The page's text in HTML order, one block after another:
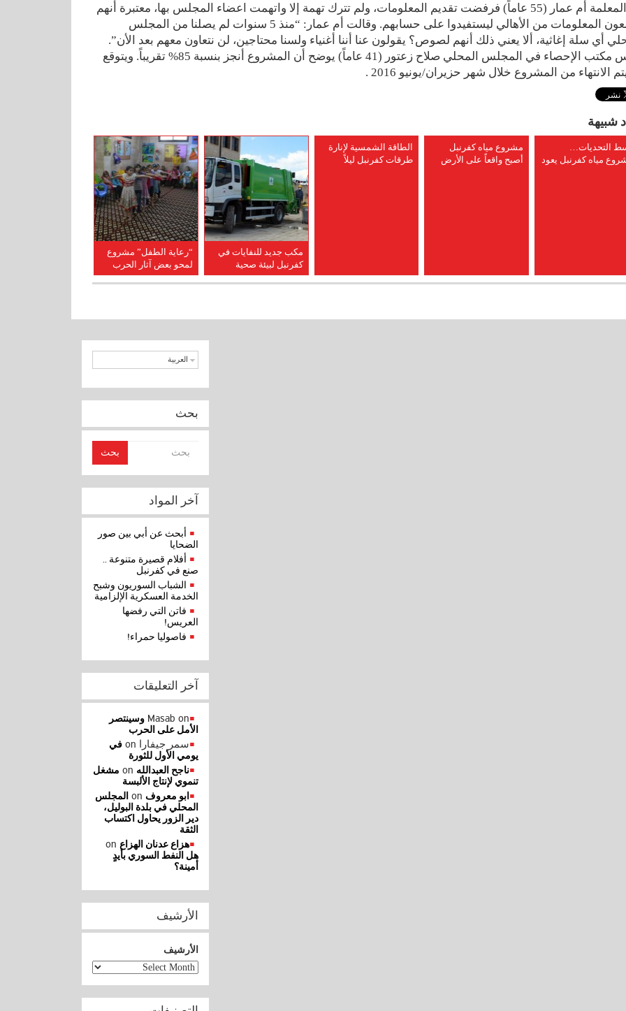
أما المعلمة أم عمار (55 عاماً) فرفضت تقديم المعلومات، ولم تترك تهمة إلا واتهمت اعضاء المجلس بها، معتبرة أنهم
يجمعون المعلومات من الأهالي ليستفيدوا على حسابهم. وقالت أم عمار: “منذ 5 سنوات لم يصلنا من المجلس
أي سلة إغاثية، ألا يعني ذلك أنهم لصوص؟ يقولون عنا أننا أغنياء ولسنا محتاجين، لن نتعاون معهم بعد الأن”.
رئيس مكتب الإحصاء في المجلس المحلي صلاح زعتور (41 عاماً) يوضح أن المشروع أنجز بنسبة 85% تقريباً. ويتوقع
الانتهاء من المشروع خلال شهر حزيران/يونيو 2016 .
شبيهة
التحديات…
مياه كفرنبل يعود
مشروع مياه كفرنبل
أصبح واقعاً على الأرض
الطاقة الشمسية لإنارة
طرقات كفرنبل ليلاً
مكب جديد للنفايات في
كفرنبل لبيئة صحية
سليمة
“رعاية الطفل” مشروع
لمحو بعض آثار الحرب
في كفرنبل
العربية
بحث
بحث
آخر المواد
أبحث عن أبي بين صور
الضحايا
أفلام قصيرة متنوعة ..
صنع في كفرنبل
الشباب السوريون وشبح
الخدمة العسكرية الإلزامية
فاتن التي رفضها
العريس!
فاصوليا حمراء!
آخر التعليقات
Masab on
وسينتصر
الأمل على الحرب
سمر جيفارا
في
يومي الأول للثورة
ناجح العبدالله
مشغل
تنموي لإنتاج الألبسة
ابو معروف
المجلس
المحلي في بلدة البوليل،
دير الزور يحاول اكتساب
الثقة
هزاع عدنان الهزاع
هل النفط السوري بأيدٍ
أمينة؟
الأرشيف
الأرشيف